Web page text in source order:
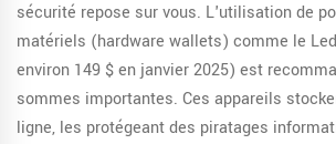
sécurité repose sur vous. L'utilisation de
matériels (hardware wallets) comme le
environ 149 $ en janvier 2025) est
sommes importantes. Ces appareils
ligne, les protégeant des piratages